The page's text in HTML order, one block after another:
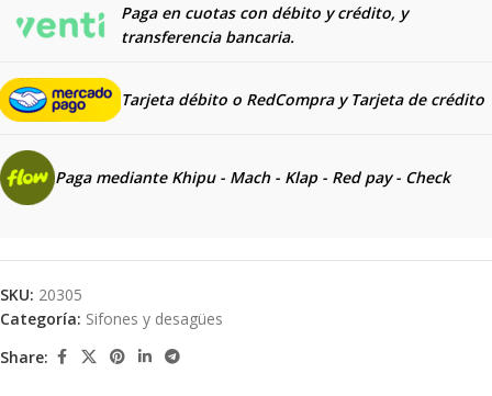
Paga en cuotas con débito y crédito, y
transferencia bancaria.
Tarjeta débito o RedCompra y Tarjeta de crédito
Paga mediante Khipu - Mach - Klap - Red pay - Check
SKU: 20305
Categoría: Sifones y desagües
Share: